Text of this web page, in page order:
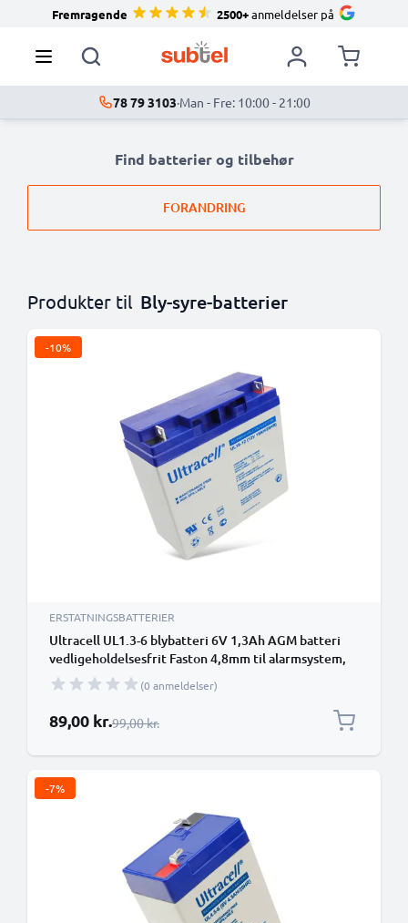
Fremragende 2500+anmeldelser på
78 79 3103·Man - Fre: 10:00 - 21:00
Find batterier og tilbehør
FORANDRING
Produkter til Bly-syre-batterier
-10%
ERSTATNINGSBATTERIER
Ultracell UL1.3-6 blybatteri 6V 1,3Ah AGM batteri
vedligeholdelsesfrit Faston 4,8mm til alarmsystem,
UPS, nødbelysning(0 anmeldelser)
Særlig pris
89,00 kr.Almindelig pris
99,00 kr.
-7%